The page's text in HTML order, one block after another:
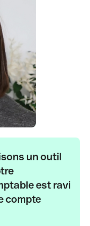
un outil
est ravi
compte